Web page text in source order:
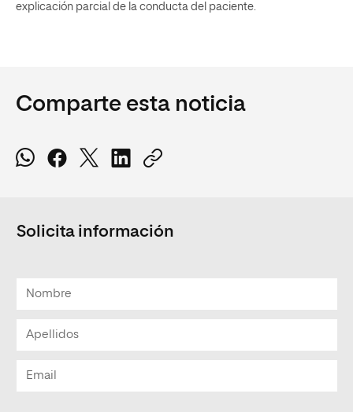
explicación parcial de la conducta del paciente.
Comparte esta noticia
Solicita información